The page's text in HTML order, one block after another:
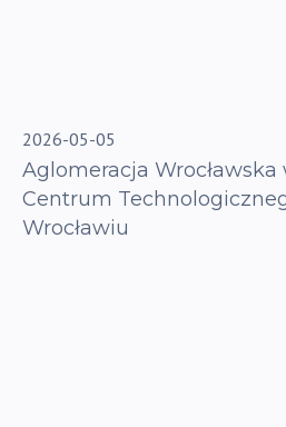
2026-05-05
Aglomeracja
Centrum
Wrocławiu